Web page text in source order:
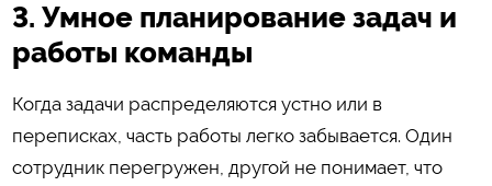
3. Умное планирование задач и
работы команды
Когда задачи распределяются устно или в
переписках, часть работы легко забывается. Один
сотрудник перегружен, другой не понимает, что